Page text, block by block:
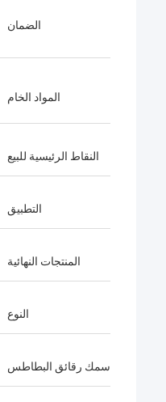
الضمان
المواد الخام
النقاط الرئيسية للبيع
التطبيق
المنتجات النهائية
النوع
سمك رقائق البطاطس